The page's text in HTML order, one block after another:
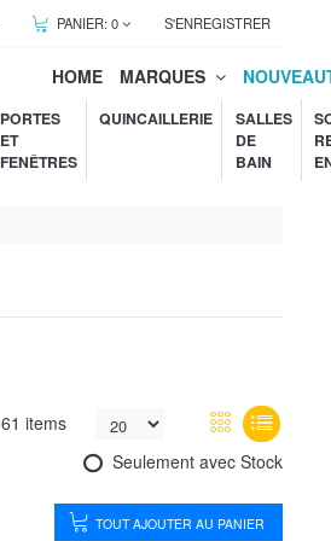
PANIER:0 S'ENREGISTRER
HOME MARQUES
PORTES
ET
FENÊTRES
QUINCAILLERIE
SALLES
DE
BAIN
61 items
Seulement avec Stock
TOUT AJOUTER AU PANIER